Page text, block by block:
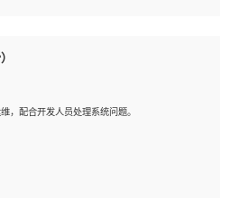
验。
动方案执行达成结果；熟练使用PPT、
息；具有较强的文档编写能力，能独立撰写
个人制作的专业PPT文件进行展示。
，配合开发人员处理系统问题。